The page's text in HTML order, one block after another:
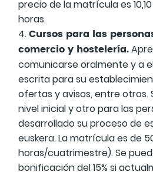
precio de la matrícula es
horas.
Cursos para las
comercio y hostelería.
comunicarse oralmente y a
escrita para su
ofertas y avisos, entre otros.
nivel inicial y otro para las
desarrollado su proceso de
euskera. La matrícula es de
horas/cuatrimestre). Se
bonificación del 15% si